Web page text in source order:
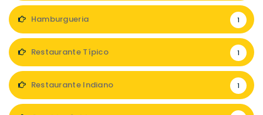
Hamburgueria 1
Restaurante Típico 1
Restaurante Indiano 1